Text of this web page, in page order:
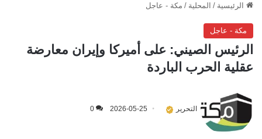
الرئيسية / المحلية / مكة - عاجل
مكة - عاجل
الرئيس الصيني: على أميركا وإيران معارضة
عقلية الحرب الباردة
التحرير 2026-05-25
0